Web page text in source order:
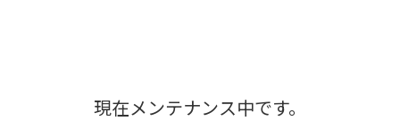
現在メンテナンス中です。